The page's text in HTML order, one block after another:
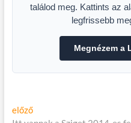
találod meg. Kattints az
legfrissebb
Megnézem a
Bejegyzés
előzőElőző